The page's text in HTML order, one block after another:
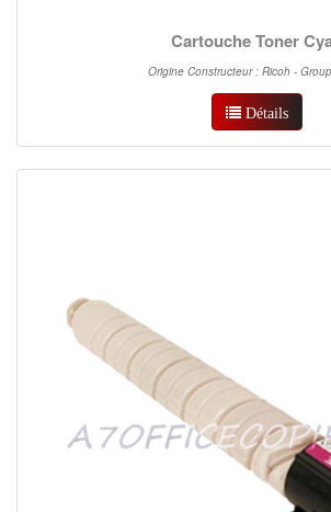
Cartouche Toner
Origine Constructeur : Ricoh -
Détails